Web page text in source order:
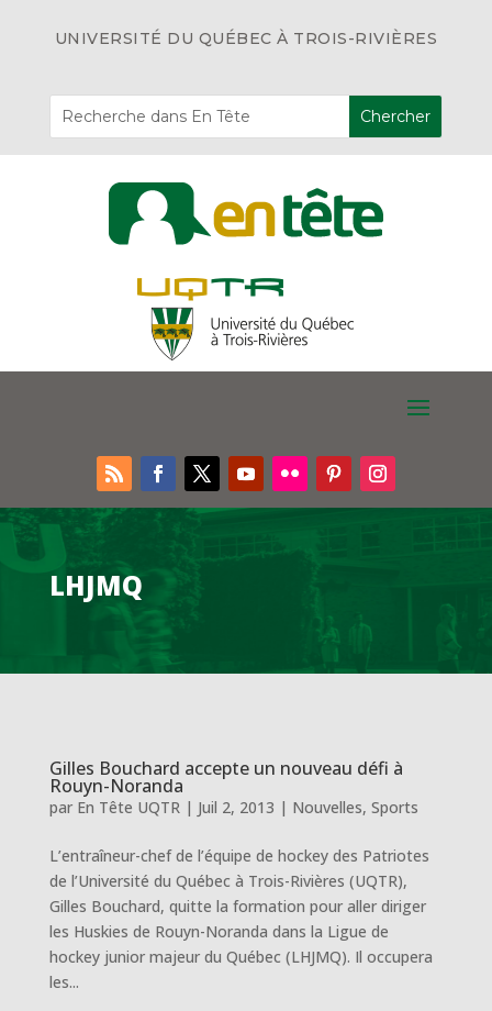
UNIVERSITÉ DU QUÉBEC À TROIS-RIVIÈRES
LHJMQ
Gilles Bouchard accepte un nouveau défi à
Rouyn-Noranda
par En Tête UQTR| Juil 2, 2013 | Nouvelles, Sports
L’entraîneur-chef de l’équipe de hockey des Patriotes
de l’Université du Québec à Trois-Rivières (UQTR),
Gilles Bouchard, quitte la formation pour aller diriger
les Huskies de Rouyn-Noranda dans la Ligue de
hockey junior majeur du Québec (LHJMQ). Il occupera
les...